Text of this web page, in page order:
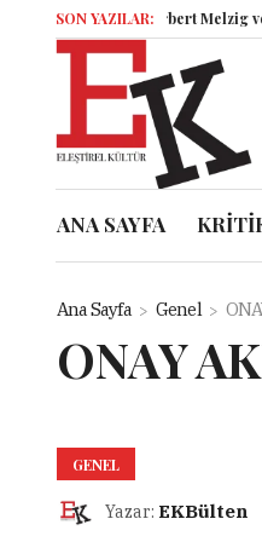
SON YAZILAR:
Herbert Melzig ve Atatürk
ANA SAYFA
Ana Sayfa Genel
ONAY
GENEL
Yazar: EKBülten